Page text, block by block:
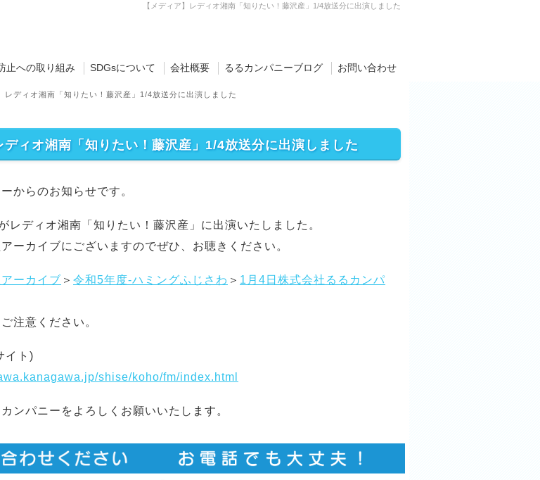
【メディア】レディオ湘南「知りたい！藤沢産」1/4放送分に出演しました
止への取り組み SDGsについて 会社概要 るるカンパニーブログ お問い合わせ
レディオ湘南「知りたい！藤沢産」1/4放送分に出演しました
ディオ湘南「知りたい！藤沢産」1/4放送分に出演しました
からのお知らせです。
レディオ湘南「知りたい！藤沢産」に出演いたしました。
ーカイブにございますのでぜひ、お聴きください。
ーカイブ ＞ 令和5年度-ハミングふじさわ ＞ 1月4日株式会社るるカンパ
注意ください。
イト)
shise/koho/fm/index.html
ンパニーをよろしくお願いいたします。